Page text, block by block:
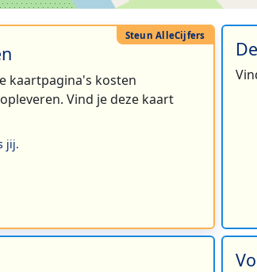
kaartpagina's kosten
Vind je deze kaart
jij.